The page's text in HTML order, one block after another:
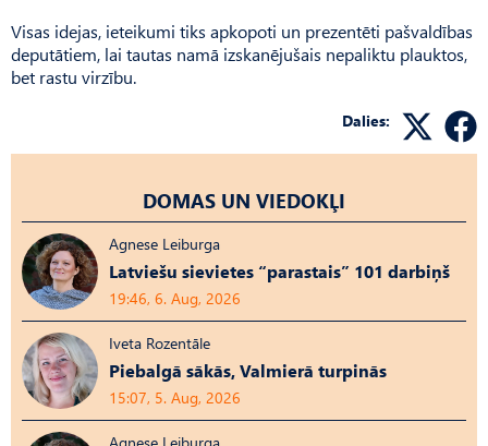
Visas idejas, ieteikumi tiks apkopoti un prezentēti pašvaldības
deputātiem, lai tautas namā izskanējušais nepaliktu plauktos,
bet rastu virzību.
Dalies:
DOMAS UN VIEDOKĻI
Agnese Leiburga
Latviešu sievietes “parastais” 101 darbiņš
19:46, 6. Aug, 2026
Iveta Rozentāle
Piebalgā sākās, Valmierā turpinās
15:07, 5. Aug, 2026